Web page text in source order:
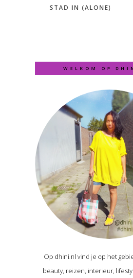
STAD IN (ALONE)
WELKOM OP
Op dhini.nl vind je op het
beauty, reizen, interieur,